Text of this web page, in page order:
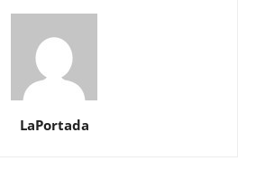
LaPortada